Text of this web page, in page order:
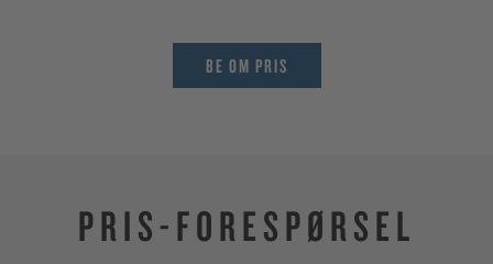
BE OM PRIS
PRIS-FORESPØRSEL